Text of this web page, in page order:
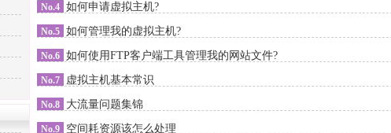
No.4 如何申请虚拟主机?
No.5 如何管理我的虚拟主机?
No.6 如何使用FTP客户端工具管理我的网站文件?
No.7 虚拟主机基本常识
No.8 大流量问题集锦
No.9 空间耗资源该怎么处理